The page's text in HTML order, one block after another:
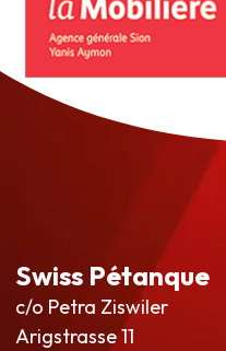
Swiss Pétanque
c/o Petra Ziswiler
Arigstrasse 11